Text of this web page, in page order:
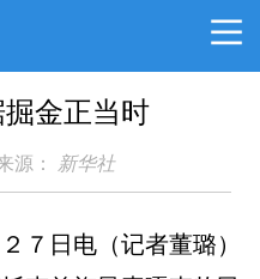
金正当时
源： 新华社
日电（记者董璐）